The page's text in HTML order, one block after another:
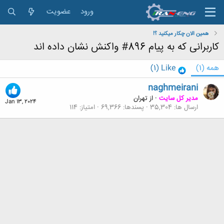
ورود عضویت
همین الان چکار میکنید ؟!
کاربرانی که به پیام 896# واکنش نشان داده اند
همه (1)
Like
(1)
Jan 13, 2024
naghmeirani
مدیر کل سایت · ازتهران
ارسال ها 35,304 پسندها 69,366 امتیاز 114